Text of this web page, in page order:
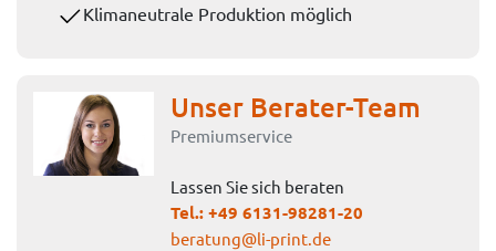
Klimaneutrale Produktion möglich
Unser Berater-Team
Premiumservice
Lassen Sie sich beraten
Tel.:+49 6131-98281-20
beratung@li-print.de